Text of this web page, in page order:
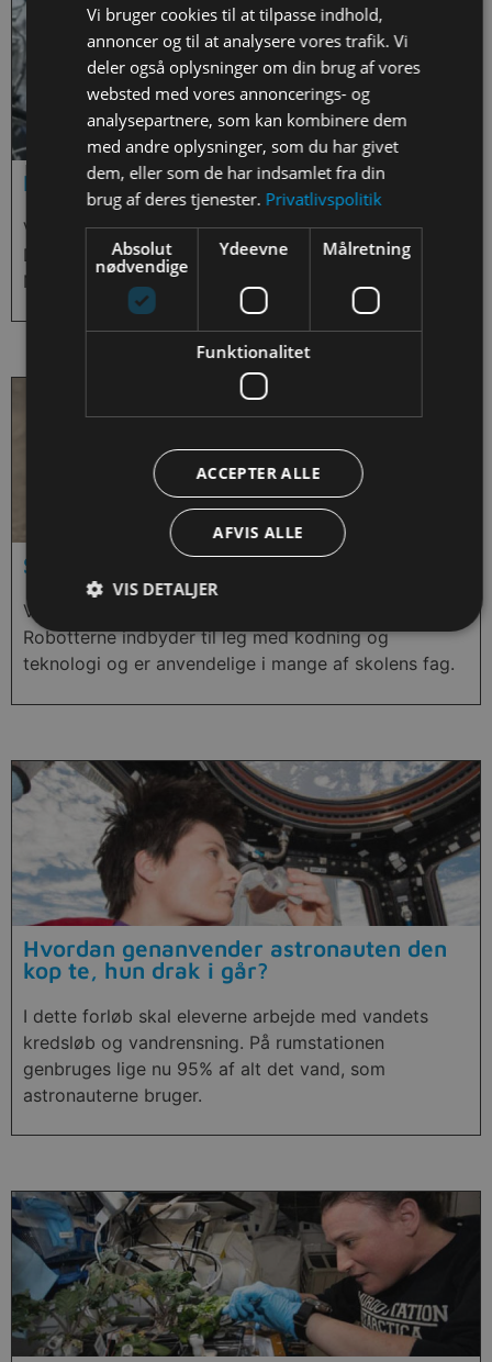
ESERO In-Flight Call 2023
Video af det fælles In-Flight Call for ESERO
Danmark, ESERO Finland, ESERO Sverige og ESERO
Norge.
Sphero robotter
Vejledning i, hvordan man bruger Sphero robotter.
Robotterne indbyder til leg med kodning og
teknologi og er anvendelige i mange af skolens fag.
Hvordan genanvender astronauten den
kop te, hun drak i går?
I dette forløb skal eleverne arbejde med vandets
kredsløb og vandrensning. På rumstationen
genbruges lige nu 95% af alt det vand, som
astronauterne bruger.
Vi bruger cookies til at tilpasse indhold,
annoncer og til at analysere vores trafik. Vi
deler også oplysninger om din brug af vores
websted med vores annoncerings- og
analysepartnere, som kan kombinere dem
med andre oplysninger, som du har givet
dem, eller som de har indsamlet fra din
brug af deres tjenester. Privatlivspolitik
Absolut
nødvendige
Ydeevne Målretning
Funktionalitet
ACCEPTER ALLE
AFVIS ALLE
VIS DETALJER